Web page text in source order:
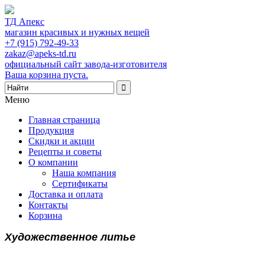
ТД Апекс
магазин красивых и нужных вещей
+7 (915) 792-49-33
zakaz@apeks-td.ru
официальный сайт завода-изготовителя
Ваша корзина пуста.
Меню
Главная страница
Продукция
Скидки и акции
Рецепты и советы
О компании
Наша компания
Сертификаты
Доставка и оплата
Контакты
Корзина
Художественное литье